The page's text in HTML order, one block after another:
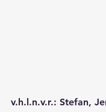
v.h.l.n.v.r.: Stefan,